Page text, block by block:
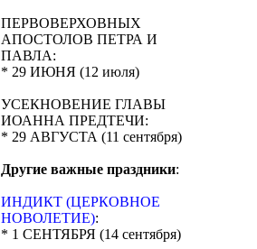
ПЕРВОВЕРХОВНЫХ
АПОСТОЛОВ ПЕТРА И
ПАВЛА:
* 29 ИЮНЯ (12 июля)
УСЕКНОВЕНИЕ ГЛАВЫ
ИОАННА ПРЕДТЕЧИ:
* 29 АВГУСТА (11 сентября)
Другие важные праздники:
ИНДИКТ (ЦЕРКОВНОЕ
НОВОЛЕТИЕ):
* 1 СЕНТЯБРЯ (14 сентября)